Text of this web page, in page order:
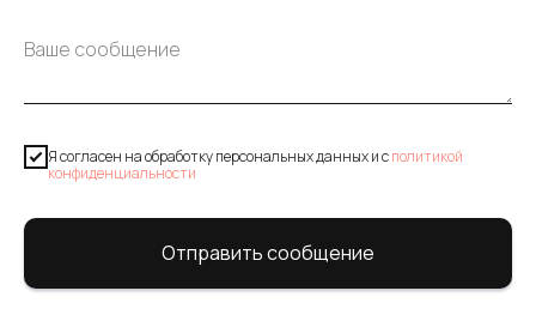
Я согласен на обработку персональных данных и cполитикой
конфиденциальности
Отправить сообщение